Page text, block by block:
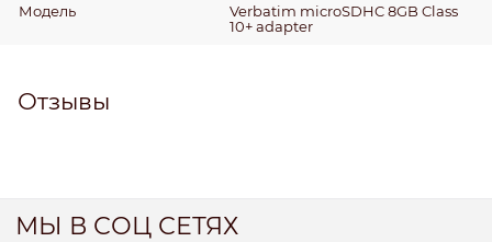
Модель
Verbatim microSDHC 8GB Class
10+ adapter
Отзывы
МЫ В СОЦ СЕТЯХ